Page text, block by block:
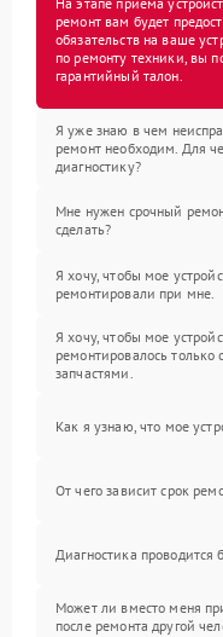
ремонт вам будет
обязательств на ваше
по ремонту техники, вы
гарантийный талон.
Я уже знаю в чем
ремонт необходим. Для
диагностику?
Мне нужен срочный
сделать?
Я хочу, чтобы мое
ремонтировали при мне.
Я хочу, чтобы мое
ремонтировалось
запчастями.
Как я узнаю, что мое
От чего зависит срок
Диагностика проводится
Может ли вместо меня
после ремонта другой